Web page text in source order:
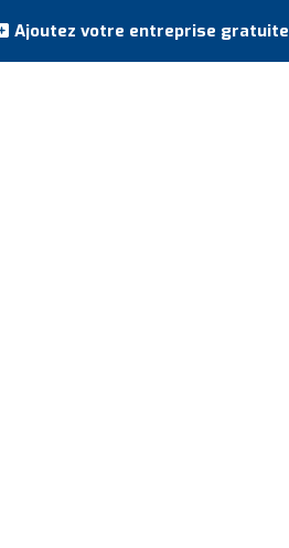
Ajoutez votre entreprise gratuite